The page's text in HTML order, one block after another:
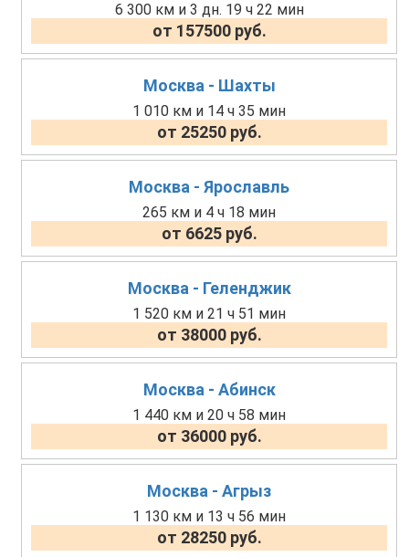
6 300 км и 3 дн. 19 ч 22 мин
от 157500 руб.
Москва - Шахты
1 010 км и 14 ч 35 мин
от 25250 руб.
Москва - Ярославль
265 км и 4 ч 18 мин
от 6625 руб.
Москва - Геленджик
1 520 км и 21 ч 51 мин
от 38000 руб.
Москва - Абинск
1 440 км и 20 ч 58 мин
от 36000 руб.
Москва - Агрыз
1 130 км и 13 ч 56 мин
от 28250 руб.